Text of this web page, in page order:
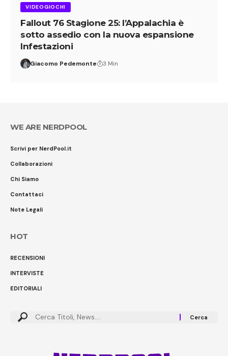
VIDEOGIOCHI
Fallout 76 Stagione 25: l’Appalachia è
sotto assedio con la nuova espansione
Infestazioni
Giacomo Pedemonte 3 Min
WE ARE NERDPOOL
Scrivi per NerdPool.it
Collaborazioni
Chi Siamo
Contattaci
Note Legali
HOT
RECENSIONI
INTERVISTE
EDITORIALI